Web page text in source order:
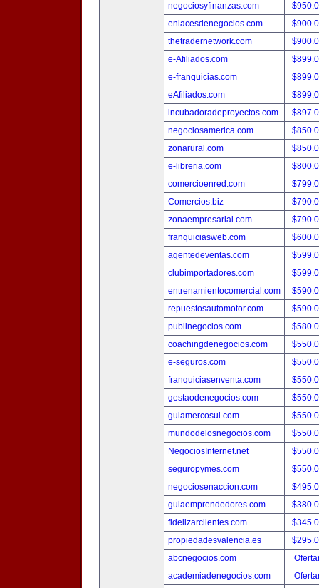
negociosyfinanzas.com
enlacesdenegocios.com
thetradernetwork.com
e-Afiliados.com
e-franquicias.com
eAfiliados.com
incubadoradeproyectos.com
negociosamerica.com
zonarural.com
e-libreria.com
comercioenred.com
Comercios.biz
zonaempresarial.com
franquiciasweb.com
agentedeventas.com
clubimportadores.com
entrenamientocomercial.com
repuestosautomotor.com
publinegocios.com
coachingdenegocios.com
e-seguros.com
franquiciasenventa.com
gestaodenegocios.com
guiamercosul.com
mundodelosnegocios.com
NegociosInternet.net
seguropymes.com
negociosenaccion.com
guiaemprendedores.com
fidelizarclientes.com
propiedadesvalencia.es
abcnegocios.com
academiadenegocios.com